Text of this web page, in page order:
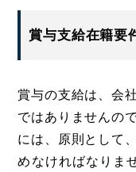
賞与支給在籍要
賞与の支給は、会
ではありませんの
には、原則として
めなければなりま